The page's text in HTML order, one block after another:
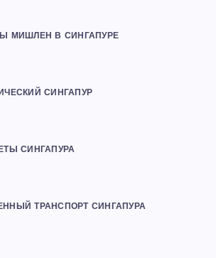
МИШЛЕН В СИНГАПУРЕ
СИНГАПУР
СИНГАПУРА
ТРАНСПОРТ СИНГАПУРА